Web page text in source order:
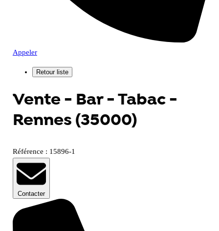
Appeler
Vente - Bar - Tabac -
Rennes (35000)
Référence : 15896-1
Contacter